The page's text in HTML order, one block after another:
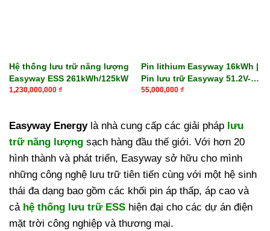
Hệ thống lưu trữ năng lượng
Easyway ESS 261kWh/125kW
1,230,000,000 ₫
Pin lithium Easyway 16kWh |
Pin lưu trữ Easyway 51.2V-
314Ah
55,000,000 ₫
Easyway Energylà nhà cung cấp các giải pháp lưu
trữ năng lượng sạch hàng đầu thế giới. Với hơn 20
hình thành và phát triển, Easyway sở hữu cho mình
những công nghệ lưu trữ tiên tiến cùng với một hệ sinh
thái đa dạng bao gồm các khối pin áp thấp, áp cao và
cả hệ thống lưu trữ ESS hiện đại cho các dự án điện
mặt trời công nghiệp và thương mại.